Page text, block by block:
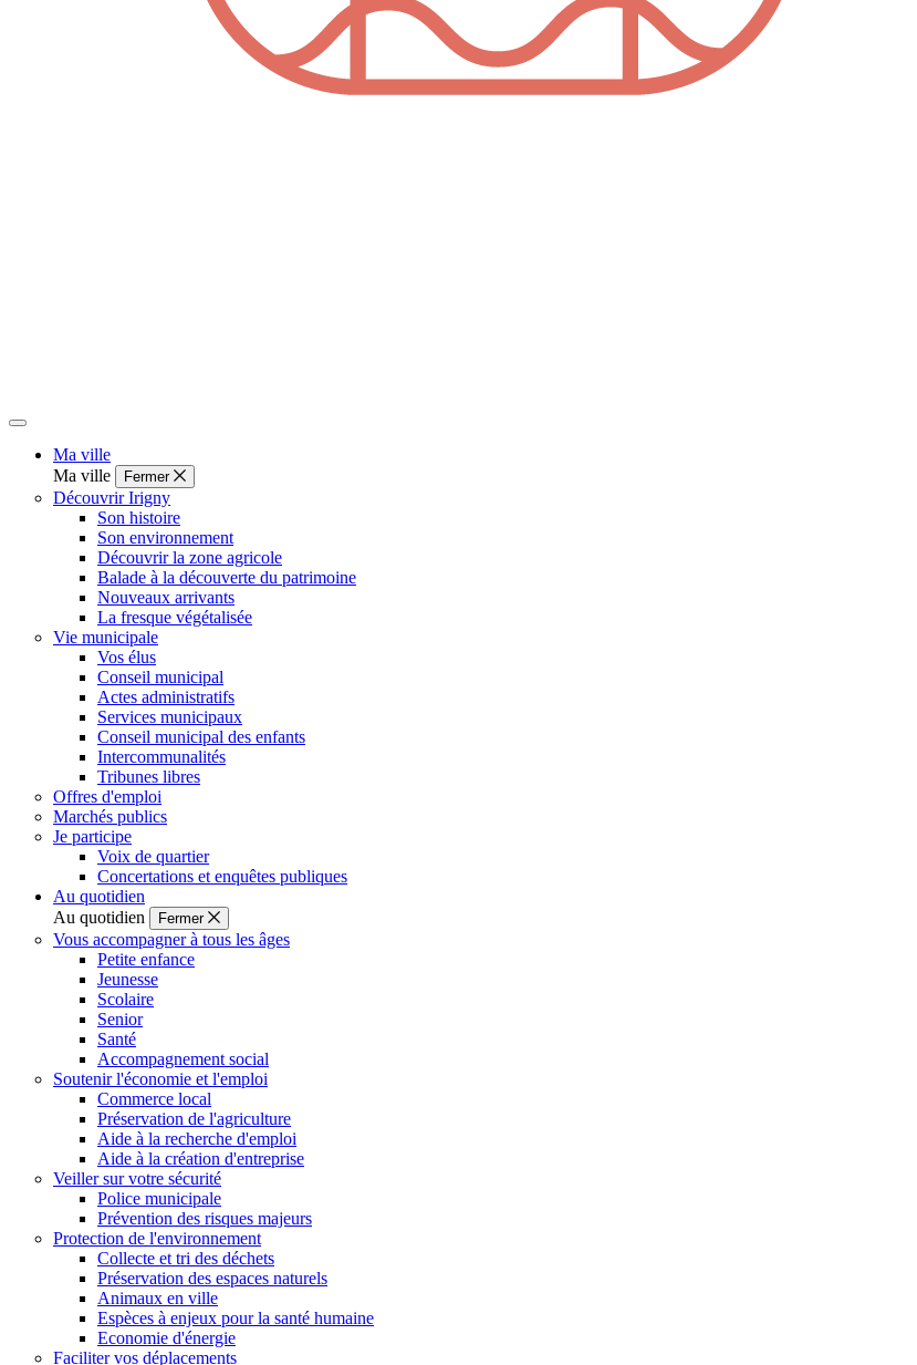
Ma ville
Ma ville
Fermer
Découvrir Irigny
Son histoire
Son environnement
Découvrir la zone agricole
Balade à la découverte du patrimoine
Nouveaux arrivants
La fresque végétalisée
Vie municipale
Vos élus
Conseil municipal
Actes administratifs
Services municipaux
Conseil municipal des enfants
Intercommunalités
Tribunes libres
Offres d'emploi
Marchés publics
Je participe
Voix de quartier
Concertations et enquêtes publiques
Au quotidien
Au quotidien
Fermer
Vous accompagner à tous les âges
Petite enfance
Jeunesse
Scolaire
Senior
Santé
Accompagnement social
Soutenir l'économie et l'emploi
Commerce local
Préservation de l'agriculture
Aide à la recherche d'emploi
Aide à la création d'entreprise
Veiller sur votre sécurité
Police municipale
Prévention des risques majeurs
Protection de l'environnement
Collecte et tri des déchets
Préservation des espaces naturels
Animaux en ville
Espèces à enjeux pour la santé humaine
Economie d'énergie
Faciliter vos déplacements